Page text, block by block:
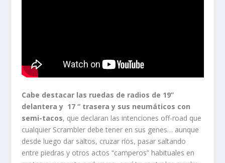
Cabe destacar las ruedas de radios de 19”
delantera y 17 “ trasera y sus neumáticos con
semi-tacos, que declaran las intenciones off-road que
cualquier Scrambler debe tener en sus genes… aunque
desde luego dar saltos, cruzar ríos, pasar saltando
entre piedras y otros actos “camperos” habituales en